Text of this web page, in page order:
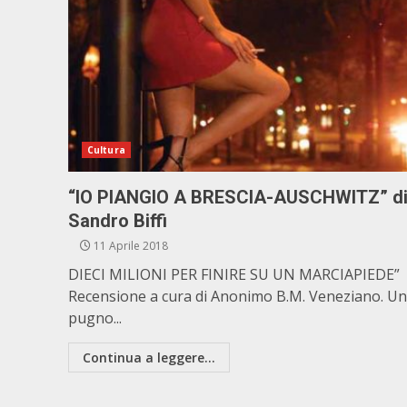
Cultura
“IO PIANGIO A BRESCIA-AUSCHWITZ” di
Sandro Biffi
11 Aprile 2018
DIECI MILIONI PER FINIRE SU UN MARCIAPIEDE”
Recensione a cura di Anonimo B.M. Veneziano. Un
pugno...
Continua a leggere...